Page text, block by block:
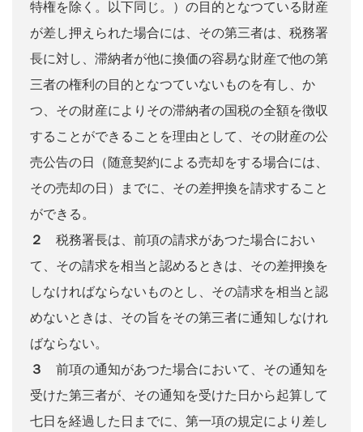
特権を除く。以下同じ。）の目的となつている財産
が差し押えられた場合には、その第三者は、税務署
長に対し、滞納者が他に換価の容易な財産で他の第
三者の権利の目的となつていないものを有し、か
つ、その財産によりその滞納者の国税の全額を徴収
することができることを理由として、その財産の公
売公告の日（随意契約による売却をする場合には、
その売却の日）までに、その差押換を請求すること
ができる。
２
税務署長は、前項の請求があつた場合におい
て、その請求を相当と認めるときは、その差押換を
しなければならないものとし、その請求を相当と認
めないときは、その旨をその第三者に通知しなけれ
ばならない。
３
前項の通知があつた場合において、その通知を
受けた第三者が、その通知を受けた日から起算して
七日を経過した日までに、第一項の規定により差し